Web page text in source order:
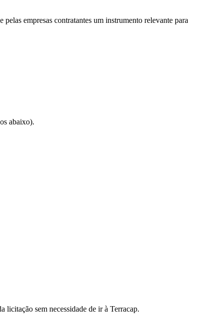
empresas contratantes um instrumento relevante para
abaixo).
licitação sem necessidade de ir à Terracap.